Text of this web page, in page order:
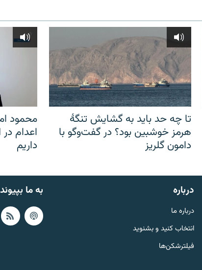
تا چه حد باید به گشایش تنگهٔ
هرمز خوشبین بود؟ در گفت‌وگو با
دامون گلریز
محمود
اعدام
داریم
به ما درباره
درباره ما
انتخاب کنید و بشنوید
فیلترشکن‌ها